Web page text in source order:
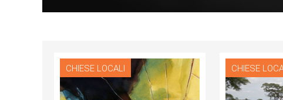
CHIESE LOCALI CHIESE